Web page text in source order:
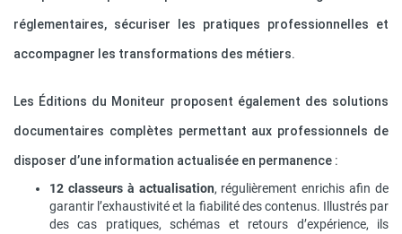
réglementaires, sécuriser les pratiques professionnelles et
accompagner les transformations des métiers.
Les Éditions du Moniteur proposent également des solutions
documentaires complètes permettant aux professionnels de
disposer d’une information actualisée en permanence :
12 classeurs à actualisation, régulièrement enrichis afin de
garantir l’exhaustivité et la fiabilité des contenus. Illustrés par
des cas pratiques, schémas et retours d’expérience, ils